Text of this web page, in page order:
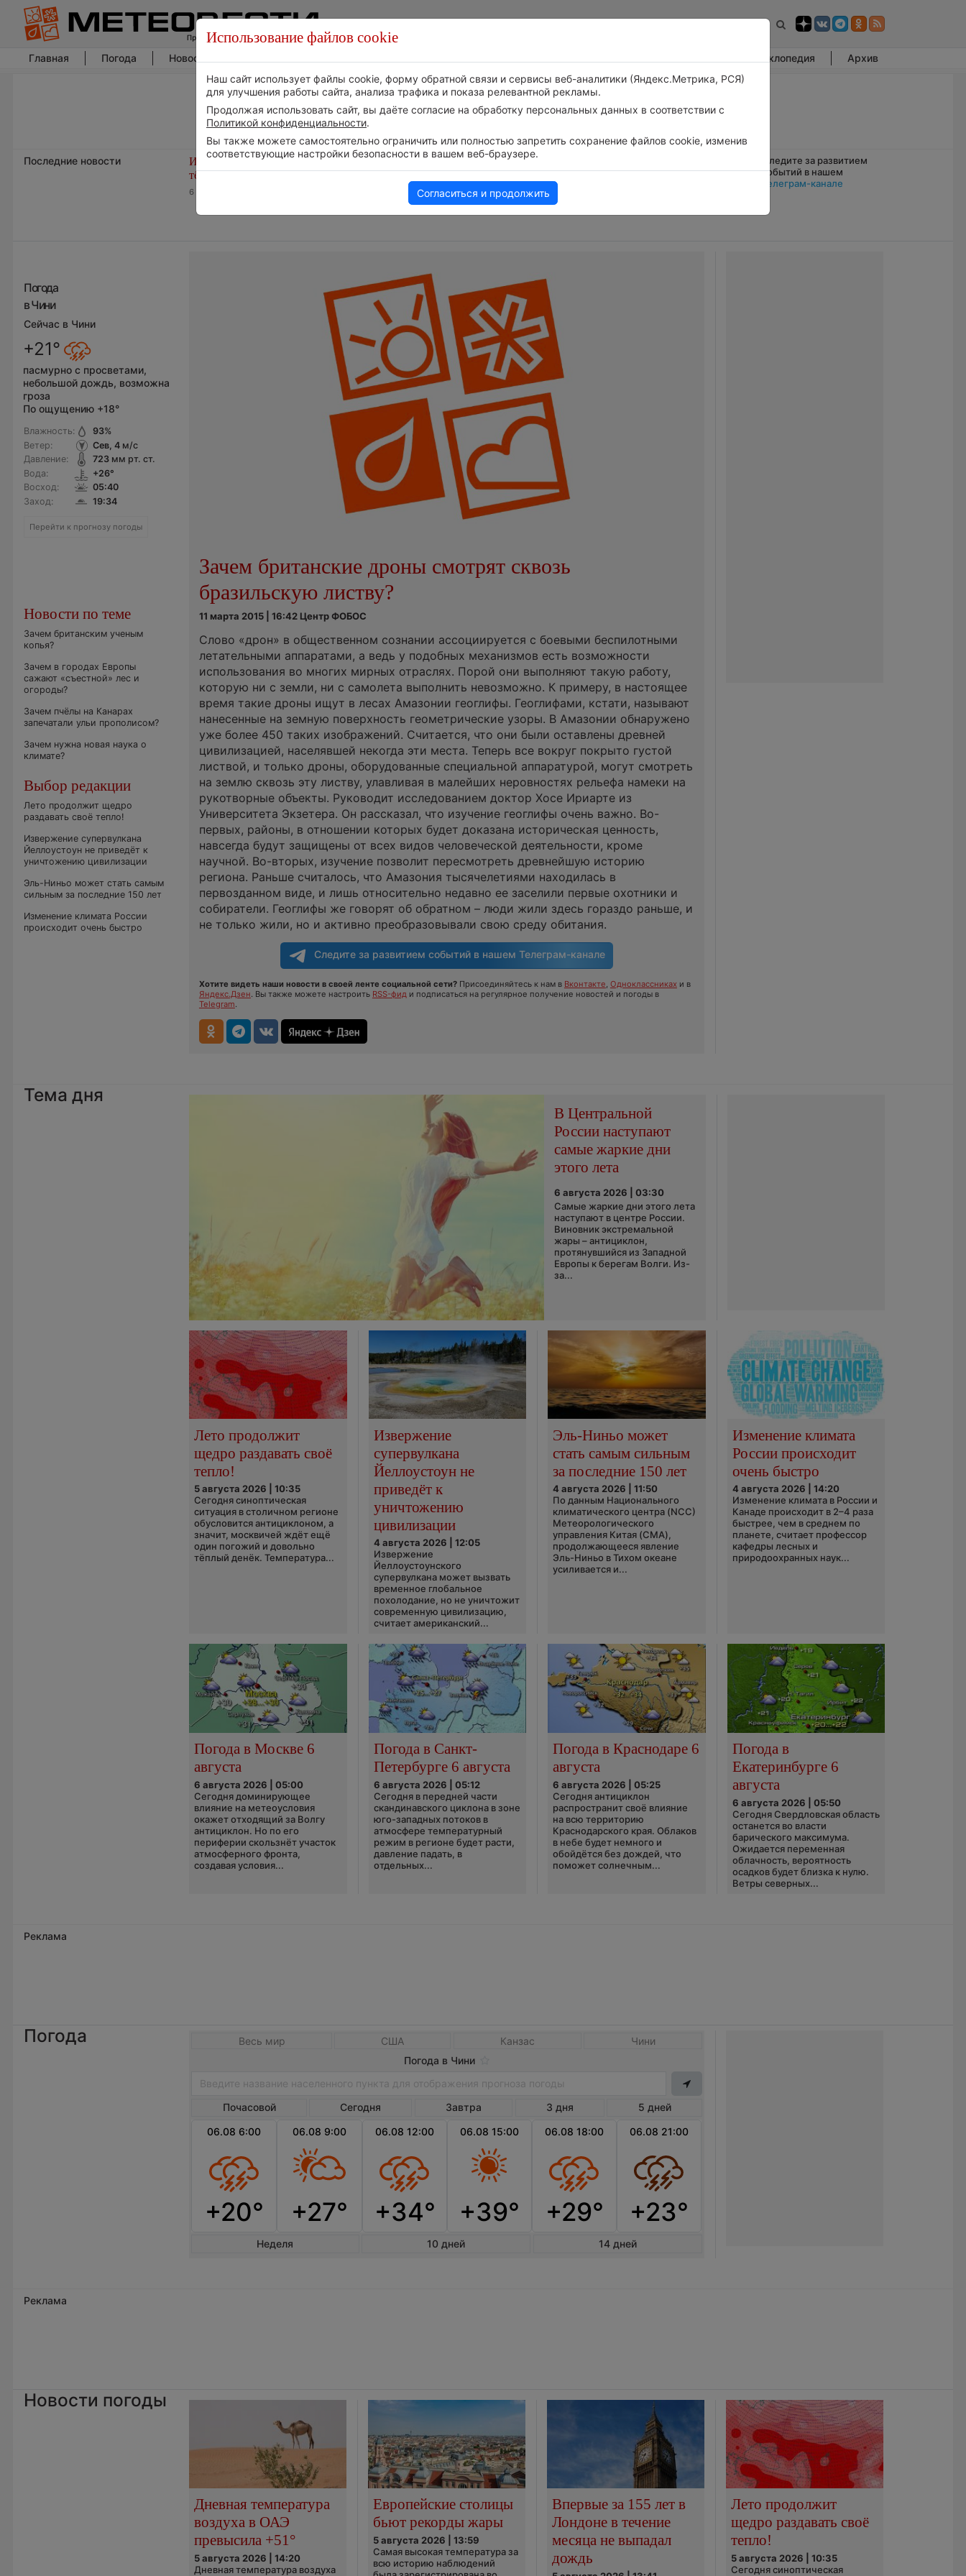
Главная Погода Новости погоды Энциклопедия Архив
Последние новости
Июль в России стал самым
тёплым за всю историю
6 августа 2026 | 07:16
В Центральной России
наступают самые жаркие дни
этого лета
6 августа 2026 | 06:30
ОАЭ превысила +51°
5 августа 2026 | 17:20
Следите за развитием
событий в нашем
Телеграм-канале
Погода
в Чини
Сейчас в Чини
+21°
пасмурно с просветами,
небольшой дождь, возможна
гроза
По ощущению +18°
Влажность:
Ветер:
Давление:
Вода:
Восход:
Заход:
93%
Сев, 4м/с
723мм рт. ст.
+26°
05:40
19:34
Перейти к прогнозу погоды
Новости по теме
Зачем британским ученым
копья?
Зачем в городах Европы
сажают «съестной» лес и
огороды?
Зачем пчёлы на Канарах
запечатали ульи прополисом?
Зачем нужна новая наука о
климате?
Выбор редакции
Лето продолжит щедро
раздавать своё тепло!
Извержение супервулкана
Йеллоустоун не приведёт к
уничтожению цивилизации
Эль-Ниньо может стать самым
сильным за последние 150 лет
Изменение климата России
происходит очень быстро
Зачем британские дроны смотрят сквозь
бразильскую листву?
11 марта 2015 | 16:42 Центр ФОБОС
Слово «дрон» в общественном сознании ассоциируется с боевыми беспилотными
летательными аппаратами, а ведь у подобных механизмов есть возможности
использования во многих мирных отраслях. Порой они выполняют такую работу,
которую ни с земли, ни с самолета выполнить невозможно. К примеру, в настоящее
время такие дроны ищут в лесах Амазонии геоглифы. Геоглифами, кстати, называют
нанесенные на земную поверхность геометрические узоры. В Амазонии обнаружено
уже более 450 таких изображений. Считается, что они были оставлены древней
цивилизацией, населявшей некогда эти места. Теперь все вокруг покрыто густой
листвой, и только дроны, оборудованные специальной аппаратурой, могут смотреть
на землю сквозь эту листву, улавливая в малейших неровностях рельефа намеки на
рукотворные объекты. Руководит исследованием доктор Хосе Ириарте из
Университета Экзетера. Он рассказал, что изучение геоглифы очень важно. Во-
первых, районы, в отношении которых будет доказана историческая ценность,
навсегда будут защищены от всех видов человеческой деятельности, кроме
научной. Во-вторых, изучение позволит пересмотреть древнейшую историю
региона. Раньше считалось, что Амазония тысячелетиями находилась в
первозданном виде, и лишь относительно недавно ее заселили первые охотники и
собиратели. Геоглифы же говорят об обратном – люди жили здесь гораздо раньше, и
не только жили, но и активно преобразовывали свою среду обитания.
Следите за развитием событий в нашем Телеграм-канале
Хотите видеть наши новости в своей ленте социальной сети?Присоединяйтесь к нам в Вконтакте, Одноклассникахи в
Яндекс.Дзен. Вы также можете настроить RSS-фиди подписаться на регулярное получение новостей и погоды в
Telegram.
Тема дня
В Центральной
России наступают
самые жаркие дни
этого лета
6 августа 2026 | 03:30
Самые жаркие дни этого лета
наступают в центре России.
Виновник экстремальной
жары – антициклон,
протянувшийся из Западной
Европы к берегам Волги. Из-
за...
Лето продолжит
щедро раздавать своё
тепло!
5 августа 2026 | 10:35
Сегодня синоптическая
ситуация в столичном регионе
обусловится антициклоном, а
значит, москвичей ждёт ещё
один погожий и довольно
тёплый денёк. Температура...
Извержение
супервулкана
Йеллоустоун не
приведёт к
уничтожению
цивилизации
4 августа 2026 | 12:05
Извержение
Йеллоустоунского
супервулкана может вызвать
временное глобальное
похолодание, но не уничтожит
современную цивилизацию,
считает американский...
Эль-Ниньо может
стать самым сильным
за последние 150 лет
4 августа 2026 | 11:50
По данным Национального
климатического центра (NCC)
Метеорологического
управления Китая (CMA),
продолжающееся явление
Эль-Ниньо в Тихом океане
усиливается и...
Изменение климата
России происходит
очень быстро
4 августа 2026 | 14:20
Изменение климата в России и
Канаде происходит в 2–4 раза
быстрее, чем в среднем по
планете, считает профессор
кафедры лесных и
природоохранных наук...
Погода в Москве 6
августа
6 августа 2026 | 05:00
Сегодня доминирующее
влияние на метеоусловия
окажет отходящий за Волгу
антициклон. Но по его
периферии скользнёт участок
атмосферного фронта,
создавая условия...
Погода в Санкт-
Петербурге 6 августа
6 августа 2026 | 05:12
Сегодня в передней части
скандинавского циклона в зоне
юго-западных потоков в
атмосфере температурный
режим в регионе будет расти,
давление падать, в
отдельных...
Погода в Краснодаре 6
августа
6 августа 2026 | 05:25
Сегодня антициклон
распространит своё влияние
на всю территорию
Краснодарского края. Облаков
в небе будет немного и
обойдётся без дождей, что
поможет солнечным...
Погода в
Екатеринбурге 6
августа
6 августа 2026 | 05:50
Сегодня Свердловская область
останется во власти
барического максимума.
Ожидается переменная
облачность, вероятность
осадков будет близка к нулю.
Ветры северных...
Реклама
Погода Весь мир США Канзас
Чини
Погода в Чини
Почасовой Сегодня Завтра 3 дня
5 дней
06.08 6:00
+20°
06.08 9:00
+27°
06.08 12:00
+34°
06.08 15:00
+39°
06.08 18:00
+29°
06.08 21:00
+23°
Неделя 10 дней 14 дней
Реклама
Новости погоды
Дневная температура
воздуха в ОАЭ
превысила +51°
5 августа 2026 | 14:20
Дневная температура воздуха
Европейские столицы
бьют рекорды жары
5 августа 2026 | 13:59
Самая высокая температура за
всю историю наблюдений
Впервые за 155 лет в
Лондоне в течение
месяца не выпадал
дождь
Лето продолжит
щедро раздавать своё
тепло!
5 августа 2026 | 10:35
Сегодня синоптическая
Использование файлов cookie
Наш сайт использует файлы cookie, форму обратной связи и сервисы веб-аналитики (Яндекс.Метрика, РСЯ)
для улучшения работы сайта, анализа трафика и показа релевантной рекламы.
Продолжая использовать сайт, вы даёте согласие на обработку персональных данных в соответствии с
Политикой конфиденциальности.
Вы также можете самостоятельно ограничить или полностью запретить сохранение файлов cookie, изменив
соответствующие настройки безопасности в вашем веб-браузере.
Согласиться и продолжить